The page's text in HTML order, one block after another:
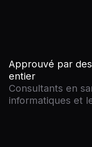
Approuvé par
entier
Consultants en
informatiques et